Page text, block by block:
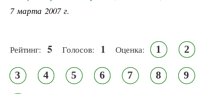
7 марта 2007 г.
Рейтинг: 5 Голосов: 1 Оценка: 1 2
3 4 5 6 7 8 9